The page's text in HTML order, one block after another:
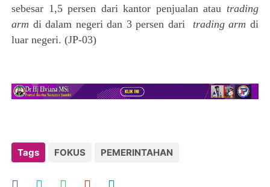
sebesar 1,5 persen dari kantor penjualan atau trading
arm di dalam negeri dan 3 persen dari trading arm di
luar negeri.(JP-03)
Tags FOKUS PEMERINTAHAN